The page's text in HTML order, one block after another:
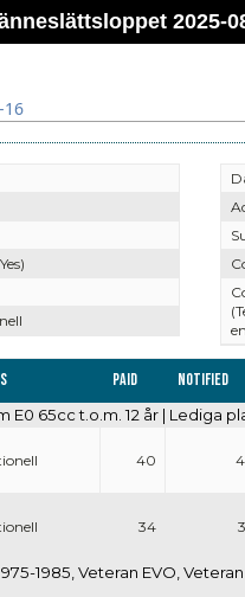
2025-
16
Paid Notified
E0 65cc t.o.m. 12 år | Lediga
40
34
1985, Veteran EVO,